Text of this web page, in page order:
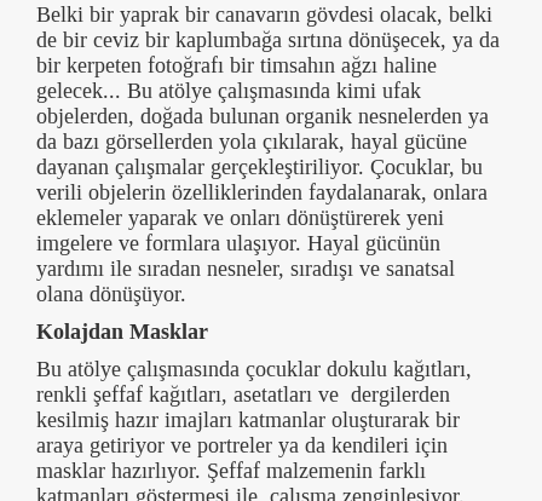
Belki bir yaprak bir canavarın gövdesi olacak, belki
de bir ceviz bir kaplumbağa sırtına dönüşecek, ya da
bir kerpeten fotoğrafı bir timsahın ağzı haline
gelecek... Bu atölye çalışmasında kimi ufak
objelerden, doğada bulunan organik nesnelerden ya
da bazı görsellerden yola çıkılarak, hayal gücüne
dayanan çalışmalar gerçekleştiriliyor. Çocuklar, bu
verili objelerin özelliklerinden faydalanarak, onlara
eklemeler yaparak ve onları dönüştürerek yeni
imgelere ve formlara ulaşıyor. Hayal gücünün
yardımı ile sıradan nesneler, sıradışı ve sanatsal
olana dönüşüyor.
Kolajdan Masklar
Bu atölye çalışmasında çocuklar dokulu kağıtları,
renkli şeffaf kağıtları, asetatları ve dergilerden
kesilmiş hazır imajları katmanlar oluşturarak bir
araya getiriyor ve portreler ya da kendileri için
masklar hazırlıyor. Şeffaf malzemenin farklı
katmanları göstermesi ile çalışma zenginleşiyor.